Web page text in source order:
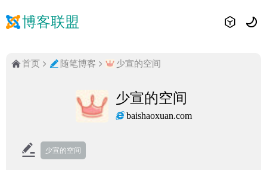
博客联盟
首页 随笔博客 少宣的空间
少宣的空间
baishaoxuan.com
少宣的空间